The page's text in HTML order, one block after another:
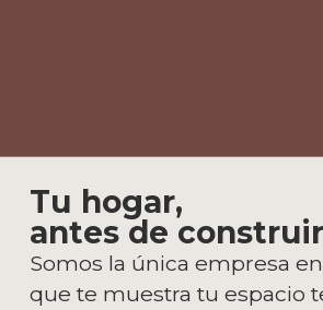
Tu hogar,
antes de
Somos la única empresa
que te muestra tu espacio